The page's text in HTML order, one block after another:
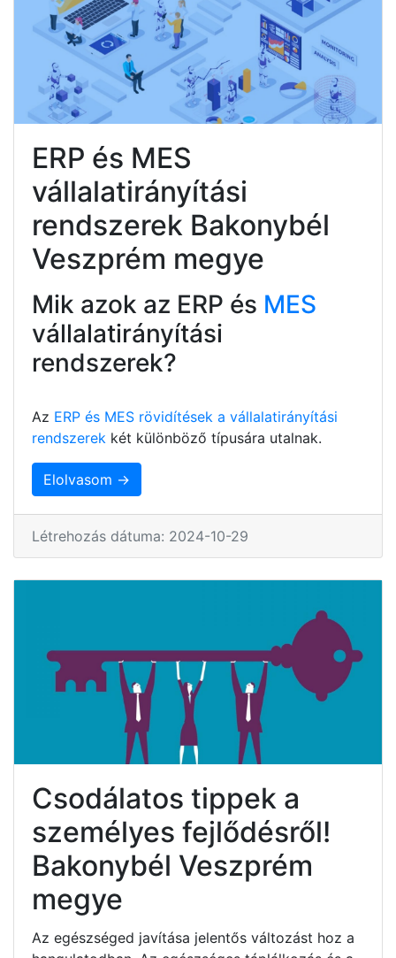
ERP és MES
vállalatirányítási
rendszerek Bakonybél
Veszprém megye
Mik azok az ERP és MES
vállalatirányítási
rendszerek?
Az ERP és MES rövidítések a vállalatirányítási
rendszerek két különböző típusára utalnak.
Elolvasom →
Létrehozás dátuma: 2024-10-29
Csodálatos tippek a
személyes fejlődésről!
Bakonybél Veszprém
megye
Az egészséged javítása jelentős változást hoz a